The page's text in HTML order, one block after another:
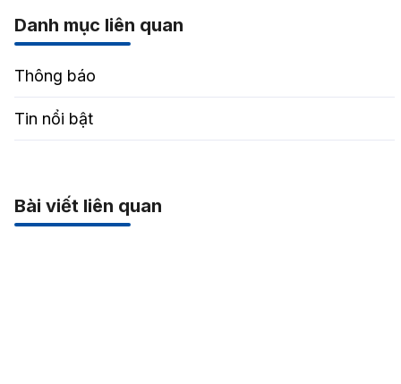
Danh mục liên quan
Thông báo
Tin nổi bật
Bài viết liên quan